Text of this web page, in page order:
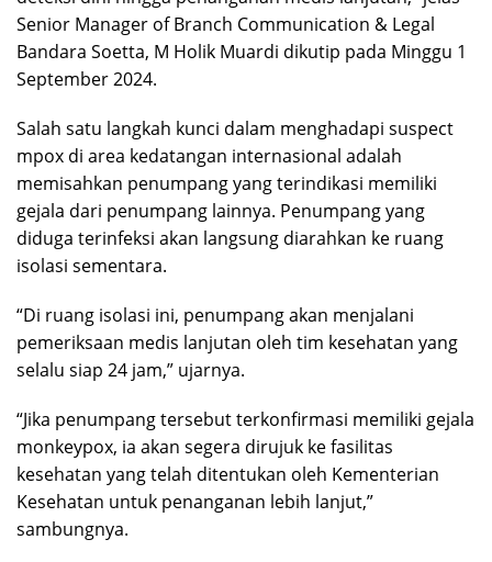
Senior Manager of Branch Communication & Legal
Bandara Soetta, M Holik Muardi dikutip pada Minggu 1
September 2024.
Salah satu langkah kunci dalam menghadapi suspect
mpox di area kedatangan internasional adalah
memisahkan penumpang yang terindikasi memiliki
gejala dari penumpang lainnya. Penumpang yang
diduga terinfeksi akan langsung diarahkan ke ruang
isolasi sementara.
“Di ruang isolasi ini, penumpang akan menjalani
pemeriksaan medis lanjutan oleh tim kesehatan yang
selalu siap 24 jam,” ujarnya.
“Jika penumpang tersebut terkonfirmasi memiliki gejala
monkeypox, ia akan segera dirujuk ke fasilitas
kesehatan yang telah ditentukan oleh Kementerian
Kesehatan untuk penanganan lebih lanjut,”
sambungnya.